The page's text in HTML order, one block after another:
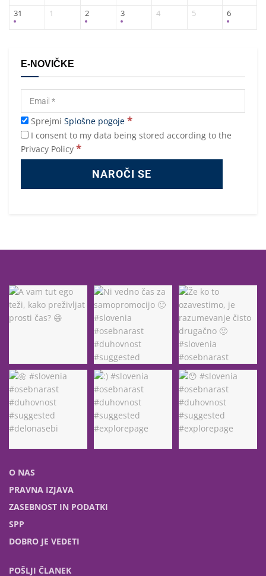
31 1 2 3 4 5 6
E-NOVIČKE
Sprejmi Splošne pogoje *
I consent to my data being stored according to the
Privacy Policy *
O NAS
PRAVNA IZJAVA
ZASEBNOST IN PODATKI
SPP
DOBRO JE VEDETI
POŠLJI ČLANEK